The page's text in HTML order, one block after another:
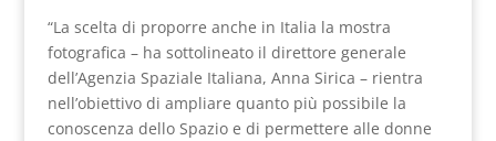
“La scelta di proporre anche in Italia la mostra
fotografica – ha sottolineato il direttore generale
dell’Agenzia Spaziale Italiana, Anna Sirica – rientra
nell’obiettivo di ampliare quanto più possibile la
conoscenza dello Spazio e di permettere alle donne